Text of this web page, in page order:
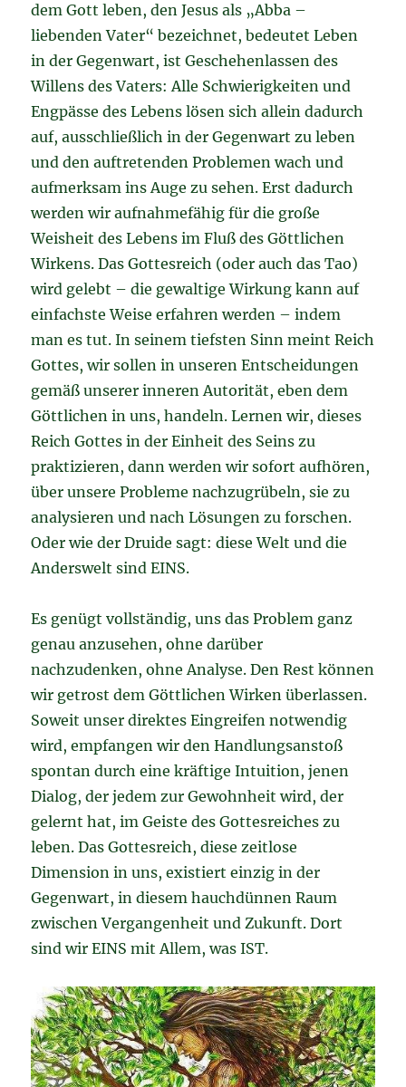
dem Gott leben, den Jesus als „Abba –
liebenden Vater“ bezeichnet, bedeutet Leben
in der Gegenwart, ist Geschehenlassen des
Willens des Vaters: Alle Schwierigkeiten und
Engpässe des Lebens lösen sich allein dadurch
auf, ausschließlich in der Gegenwart zu leben
und den auftretenden Problemen wach und
aufmerksam ins Auge zu sehen. Erst dadurch
werden wir aufnahmefähig für die große
Weisheit des Lebens im Fluß des Göttlichen
Wirkens. Das Gottesreich (oder auch das Tao)
wird gelebt – die gewaltige Wirkung kann auf
einfachste Weise erfahren werden – indem
man es tut. In seinem tiefsten Sinn meint Reich
Gottes, wir sollen in unseren Entscheidungen
gemäß unserer inneren Autorität, eben dem
Göttlichen in uns, handeln. Lernen wir, dieses
Reich Gottes in der Einheit des Seins zu
praktizieren, dann werden wir sofort aufhören,
über unsere Probleme nachzugrübeln, sie zu
analysieren und nach Lösungen zu forschen.
Oder wie der Druide sagt: diese Welt und die
Anderswelt sind EINS.
Es genügt vollständig, uns das Problem ganz
genau anzusehen, ohne darüber
nachzudenken, ohne Analyse. Den Rest können
wir getrost dem Göttlichen Wirken überlassen.
Soweit unser direktes Eingreifen notwendig
wird, empfangen wir den Handlungsanstoß
spontan durch eine kräftige Intuition, jenen
Dialog, der jedem zur Gewohnheit wird, der
gelernt hat, im Geiste des Gottesreiches zu
leben. Das Gottesreich, diese zeitlose
Dimension in uns, existiert einzig in der
Gegenwart, in diesem hauchdünnen Raum
zwischen Vergangenheit und Zukunft. Dort
sind wir EINS mit Allem, was IST.